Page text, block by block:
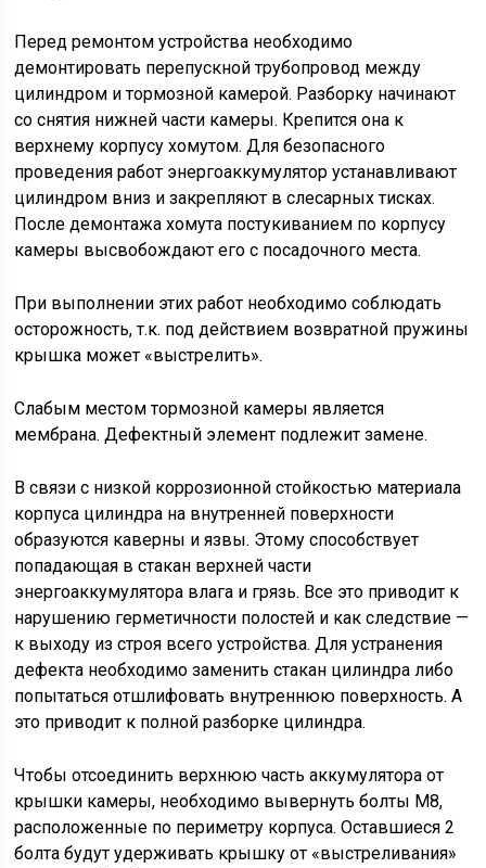
Перед ремонтом устройства необходимо
демонтировать перепускной трубопровод между
цилиндром и тормозной камерой. Разборку начинают
со снятия нижней части камеры. Крепится она к
верхнему корпусу хомутом. Для безопасного
проведения работ энергоаккумулятор устанавливают
цилиндром вниз и закрепляют в слесарных тисках.
После демонтажа хомута постукиванием по корпусу
камеры высвобождают его с посадочного места.
При выполнении этих работ необходимо соблюдать
осторожность, т.к. под действием возвратной пружины
крышка может «выстрелить».
Слабым местом тормозной камеры является
мембрана. Дефектный элемент подлежит замене.
В связи с низкой коррозионной стойкостью материала
корпуса цилиндра на внутренней поверхности
образуются каверны и язвы. Этому способствует
попадающая в стакан верхней части
энергоаккумулятора влага и грязь. Все это приводит к
нарушению герметичности полостей и как следствие —
к выходу из строя всего устройства. Для устранения
дефекта необходимо заменить стакан цилиндра либо
попытаться отшлифовать внутреннюю поверхность. А
это приводит к полной разборке цилиндра.
Чтобы отсоединить верхнюю часть аккумулятора от
крышки камеры, необходимо вывернуть болты М8,
расположенные по периметру корпуса. Оставшиеся 2
болта будут удерживать крышку от «выстреливания»